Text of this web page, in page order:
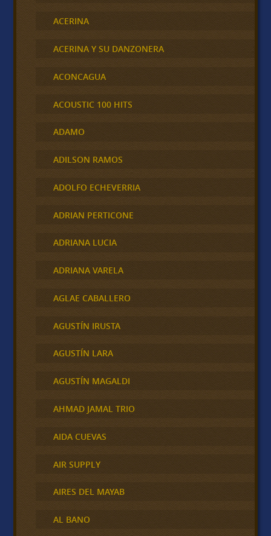
ACERINA
ACERINA Y SU DANZONERA
ACONCAGUA
ACOUSTIC 100 HITS
ADAMO
ADILSON RAMOS
ADOLFO ECHEVERRIA
ADRIAN PERTICONE
ADRIANA LUCIA
ADRIANA VARELA
AGLAE CABALLERO
AGUSTÍN IRUSTA
AGUSTÍN LARA
AGUSTÍN MAGALDI
AHMAD JAMAL TRIO
AIDA CUEVAS
AIR SUPPLY
AIRES DEL MAYAB
AL BANO